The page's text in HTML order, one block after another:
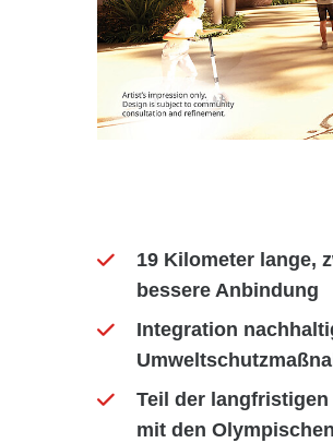
19 Kilometer lange,
bessere Anbindung
Integration
Teil der
mit den